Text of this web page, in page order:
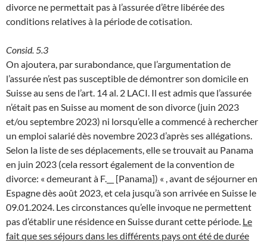
divorce ne permettait pas à l’assurée d’être libérée des
conditions relatives à la période de cotisation.
Consid. 5.3
On ajoutera, par surabondance, que l’argumentation de
l’assurée n’est pas susceptible de démontrer son domicile en
Suisse au sens de l’art. 14 al. 2 LACI. Il est admis que l’assurée
n’était pas en Suisse au moment de son divorce (juin 2023
et/ou septembre 2023) ni lorsqu’elle a commencé à rechercher
un emploi salarié dès novembre 2023 d’après ses allégations.
Selon la liste de ses déplacements, elle se trouvait au Panama
en juin 2023 (cela ressort également de la convention de
divorce: « demeurant à F.__ [Panama]) « , avant de séjourner en
Espagne dès août 2023, et cela jusqu’à son arrivée en Suisse le
09.01.2024. Les circonstances qu’elle invoque ne permettent
pas d’établir une résidence en Suisse durant cette période. Le
fait que ses séjours dans les différents pays ont été de durée